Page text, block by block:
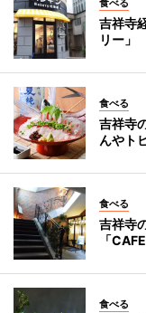
食べる
吉祥寺
リー」
食べる
吉祥寺
んやト
食べる
吉祥寺
「
食べる